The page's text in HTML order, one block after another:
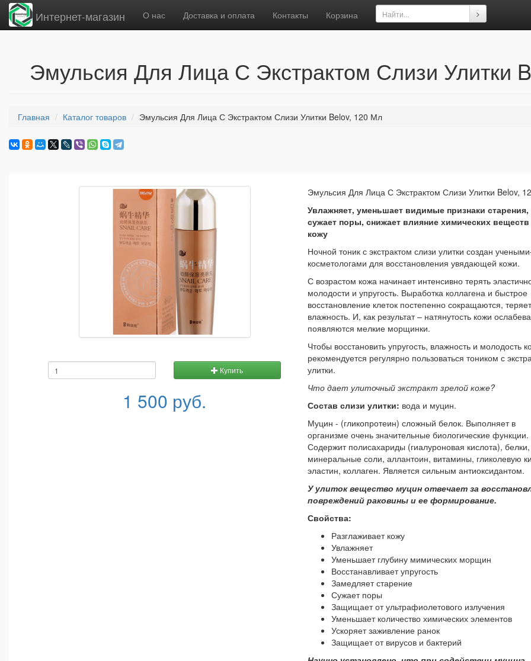
Интернет-магазин О нас Доставка и оплата Контакты Корзина
Эмульсия Для Лица С Экстрактом Слизи Улитки
Главная Каталог товаров Эмульсия Для Лица С Экстрактом Слизи Улитки Belov, 120 Мл
Купить
1 500 руб.
Эмульсия Для Лица С Экстрактом Слизи Улитки Belov,
Увлажняет, уменьшает видимые признаки старения,
сужает поры, снижает влияние химических веществ
кожу
Ночной тоник с экстрактом слизи улитки создан
косметологами для восстановления увядающей кожи.
С возрастом кожа начинает интенсивно терять
молодости и упругость. Выработка коллагена и быстрое
восстановление клеток постепенно сокращаются,
влажность. И, как результат – натянутость кожи
появляются мелкие морщинки.
Чтобы восстановить упругость, влажность и молодость
рекомендуется регулярно пользоваться тоником с
улитки.
Что дает улиточный экстракт зрелой коже?
Состав слизи улитки: вода и муцин.
Муцин - (гликопротеин) сложный белок. Выполняет в
организме очень значительные биологические функции.
Содержит полисахариды (гиалуроновая кислота), белки,
минеральные соли, аллантоин, витамины, гликолевую
эластин, коллаген. Является сильным антиоксидантом.
У улиток вещество муцин отвечает за
повреждений раковины и ее формирование.
Свойства:
Разглаживает кожу
Увлажняет
Уменьшает глубину мимических морщин
Восстанавливает упругость
Замедляет старение
Сужает поры
Защищает от ультрафиолетового излучения
Уменьшает количество химических элементов
Ускоряет заживление ранок
Защищает от вирусов и бактерий